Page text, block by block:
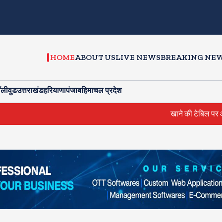
HOMEABOUT USLIVE NEWSBREAKING
उत्तराखंडहरियाणापंजाबहिमाचल प्रदेश
खाने की टेबिल पर आम्रपाली और निरहुआ में